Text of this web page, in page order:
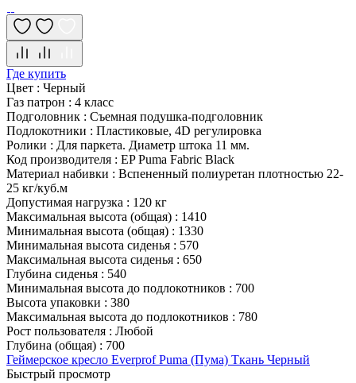
Где купить
Цвет : Черный
Газ патрон : 4 класс
Подголовник : Съемная подушка-подголовник
Подлокотники : Пластиковые, 4D регулировка
Ролики : Для паркета. Диаметр штока 11 мм.
Код производителя : EP Puma Fabric Black
Материал набивки : Вспененный полиуретан плотностью 22-
25 кг/куб.м
Допустимая нагрузка : 120 кг
Максимальная высота (общая) : 1410
Минимальная высота (общая) : 1330
Минимальная высота сиденья : 570
Максимальная высота сиденья : 650
Глубина сиденья : 540
Минимальная высота до подлокотников : 700
Высота упаковки : 380
Максимальная высота до подлокотников : 780
Рост пользователя : Любой
Глубина (общая) : 700
Геймерское кресло Everprof Puma (Пума) Ткань Черный
Быстрый просмотр